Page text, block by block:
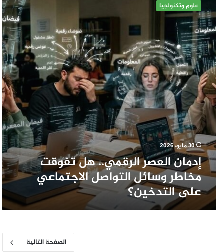
العصر
الرقمي..
هل
تفوقت
مخاطر
وسائل
التواصل
الاجتماعي
على
التدخين؟
علوم وتكنولجيا
30 مايو، 2026
​إدمان العصر الرقمي.. هل تفوقت
مخاطر وسائل التواصل الاجتماعي
على التدخين؟
الصفحة التالية